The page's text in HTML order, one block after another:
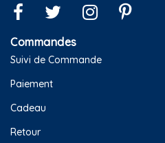
Commandes
Suivi de Commande
Paiement
Cadeau
Retour